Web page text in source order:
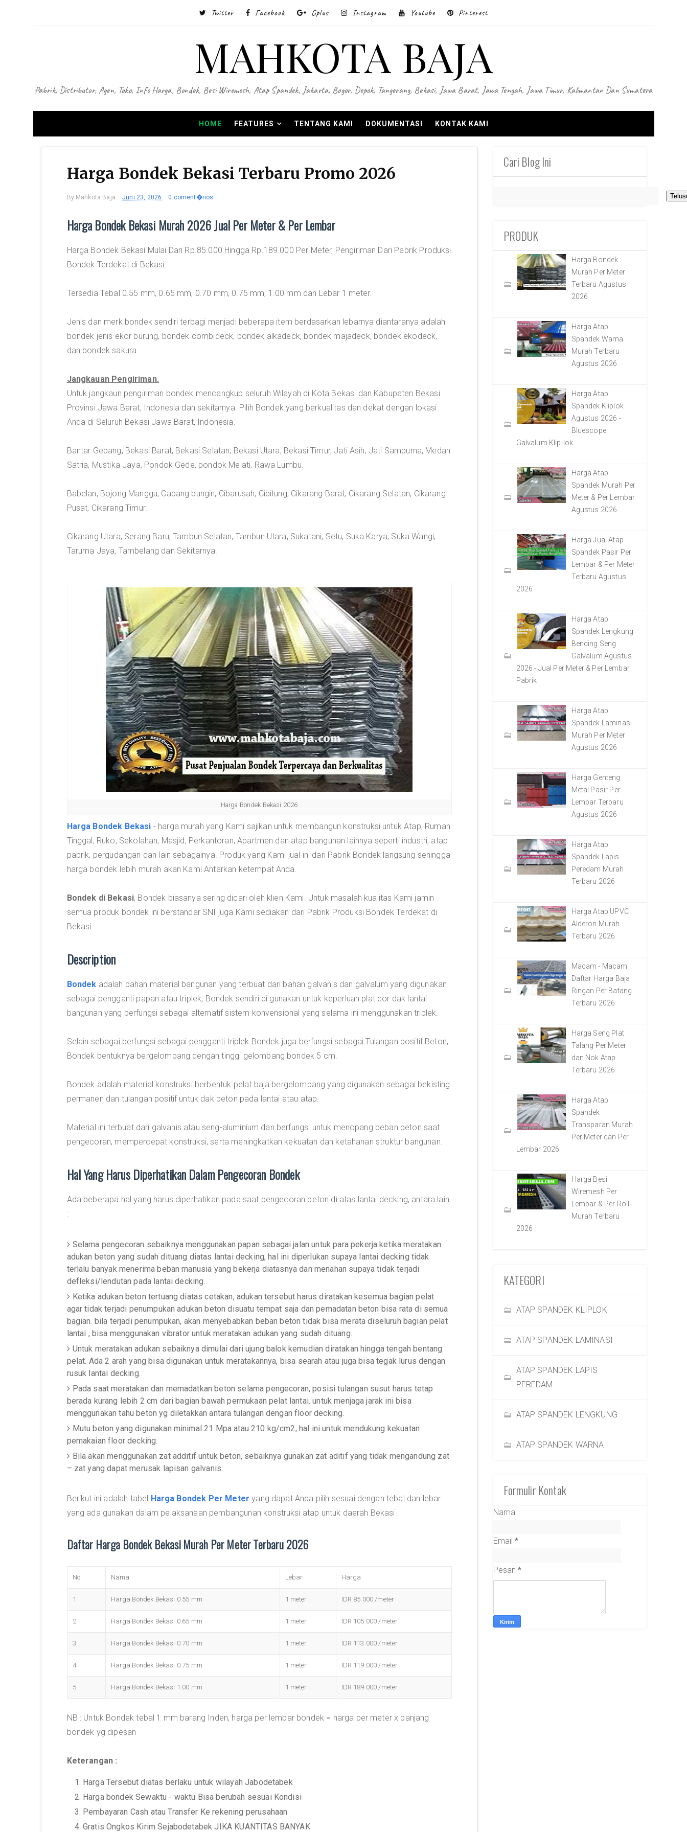
Twitter Facebook Gplus Instagram Youtube Pinterest
MAHKOTA BAJA
Pabrik, Distributor, Agen, Toko, Info Harga, Bondek, Besi Wiremesh, Atap Spandek, Jakarta, Bogor, Depok, Tangerang, Bekasi, Jawa Barat, Jawa Tengah, Jawa Timur, Kalimantan Dan Sumatera
HOME FEATURES TENTANG KAMI DOKUMENTASI KONTAK KAMI
Harga Bondek Bekasi Terbaru Promo 2026
By Mahkota Baja Juni 23, 2026 0 coment�rios
Harga Bondek Bekasi Murah 2026 Jual Per Meter & Per Lembar
Harga Bondek Bekasi Mulai Dari Rp.85.000 Hingga Rp.189.000 Per Meter, Pengiriman Dari Pabrik Produksi
Bondek Terdekat di Bekasi.
Tersedia Tebal 0.55 mm, 0.65 mm, 0.70 mm, 0.75 mm, 1.00 mm dan Lebar 1 meter.
Jenis dan merk bondek sendiri terbagi menjadi beberapa item berdasarkan lebarnya diantaranya adalah
bondek jenis ekor burung, bondek combideck, bondek alkadeck, bondek majadeck, bondek ekodeck,
dan bondek sakura.
Jangkauan Pengiriman.
Untuk jangkaun pengiriman bondek mencangkup seluruh Wilayah di Kota Bekasi dan Kabupaten Bekasi
Provinsi Jawa Barat, Indonesia dan sekitarnya. Pilih Bondek yang berkualitas dan dekat dengan lokasi
Anda di Seluruh Bekasi Jawa Barat, Indonesia.
Bantar Gebang, Bekasi Barat, Bekasi Selatan, Bekasi Utara, Bekasi Timur, Jati Asih, Jati Sampurna, Medan
Satria, Mustika Jaya, Pondok Gede, pondok Melati, Rawa Lumbu.
Babelan, Bojong Manggu, Cabang bungin, Cibarusah, Cibitung, Cikarang Barat, Cikarang Selatan, Cikarang
Pusat, Cikarang Timur.
Cikarang Utara, Serang Baru, Tambun Selatan, Tambun Utara, Sukatani, Setu, Suka Karya, Suka Wangi,
Taruma Jaya, Tambelang dan Sekitarnya.
Harga Bondek Bekasi 2026
Harga Bondek Bekasi - harga murah yang Kami sajikan untuk membangun konstruksi untuk Atap, Rumah
Tinggal, Ruko, Sekolahan, Masjid, Perkantoran, Apartmen dan atap bangunan lainnya seperti industri, atap
pabrik, pergudangan dan lain sebagainya. Produk yang Kami jual ini dari Pabrik Bondek langsung sehingga
harga bondek lebih murah akan Kami Antarkan ketempat Anda.
Bondek di Bekasi, Bondek biasanya sering dicari oleh klien Kami. Untuk masalah kualitas Kami jamin
semua produk bondek ini berstandar SNI juga Kami sediakan dari Pabrik Produksi Bondek Terdekat di
Bekasi.
Description
Bondek adalah bahan material bangunan yang terbuat dari bahan galvanis dan galvalum yang digunakan
sebagai pengganti papan atau triplek, Bondek sendiri di gunakan untuk keperluan plat cor dak lantai
bangunan yang berfungsi sebagai alternatif sistem konvensional yang selama ini menggunakan triplek.
Selain sebagai berfungsi sebagai pengganti triplek Bondek juga berfungsi sebagai Tulangan positif Beton,
Bondek bentuknya bergelombang dengan tinggi gelombang bondek 5 cm.
Bondek adalah material konstruksi berbentuk pelat baja bergelombang yang digunakan sebagai bekisting
permanen dan tulangan positif untuk dak beton pada lantai atau atap.
Material ini terbuat dari galvanis atau seng-aluminium dan berfungsi untuk menopang beban beton saat
pengecoran, mempercepat konstruksi, serta meningkatkan kekuatan dan ketahanan struktur bangunan.
Hal Yang Harus Diperhatikan Dalam Pengecoran Bondek
Ada beberapa hal yang harus diperhatikan pada saat pengecoran beton di atas lantai decking, antara lain
:
Selama pengecoran sebaiknya menggunakan papan sebagai jalan untuk para pekerja ketika meratakan
adukan beton yang sudah dituang diatas lantai decking, hal ini diperlukan supaya lantai decking tidak
terlalu banyak menerima beban manusia yang bekerja diatasnya dan menahan supaya tidak terjadi
defleksi/lendutan pada lantai decking.
Ketika adukan beton tertuang diatas cetakan, adukan tersebut harus diratakan kesemua bagian pelat
agar tidak terjadi penumpukan adukan beton disuatu tempat saja dan pemadatan beton bisa rata di semua
bagian. bila terjadi penumpukan, akan menyebabkan beban beton tidak bisa merata diseluruh bagian pelat
lantai , bisa menggunakan vibrator untuk meratakan adukan yang sudah dituang.
Untuk meratakan adukan sebaiknya dimulai dari ujung balok kemudian diratakan hingga tengah bentang
pelat. Ada 2 arah yang bisa digunakan untuk meratakannya, bisa searah atau juga bisa tegak lurus dengan
rusuk lantai decking.
Pada saat meratakan dan memadatkan beton selama pengecoran, posisi tulangan susut harus tetap
berada kurang lebih 2 cm dari bagian bawah permukaan pelat lantai. untuk menjaga jarak ini bisa
menggunakan tahu beton yg diletakkan antara tulangan dengan floor decking.
Mutu beton yang digunakan minimal 21 Mpa atau 210 kg/cm2, hal ini untuk mendukung kekuatan
pemakaian floor decking.
Bila akan menggunakan zat additif untuk beton, sebaiknya gunakan zat aditif yang tidak mengandung zat
– zat yang dapat merusak lapisan galvanis.
Berikut ini adalah tabel Harga Bondek Per Meter yang dapat Anda pilih sesuai dengan tebal dan lebar
yang ada gunakan dalam pelaksanaan pembangunan konstruksi atap untuk daerah Bekasi.
Daftar Harga Bondek Bekasi Murah Per Meter Terbaru 2026
No Nama Lebar Harga
1 Harga Bondek Bekasi 0.55 mm 1 meter IDR 85.000 /meter
2 Harga Bondek Bekasi 0.65 mm 1 meter IDR 105.000 /meter
3 Harga Bondek Bekasi 0.70 mm 1 meter IDR 113.000 /meter
4 Harga Bondek Bekasi 0.75 mm 1 meter IDR 119.000 /meter
5 Harga Bondek Bekasi 1.00 mm 1 meter IDR 189.000 /meter
NB : Untuk Bondek tebal 1 mm barang Inden, harga per lembar bondek = harga per meter x panjang
bondek yg dipesan
Keterangan :
1. Harga Tersebut diatas berlaku untuk wilayah Jabodetabek
2. Harga bondek Sewaktu - waktu Bisa berubah sesuai Kondisi
3. Pembayaran Cash atau Transfer Ke rekening perusahaan
4. Gratis Ongkos Kirim Sejabodetabek JIKA KUANTITAS BANYAK
Cari Blog Ini
PRODUK
Harga Bondek
Murah Per Meter
Terbaru Agustus
2026
Harga Atap
Spandek Warna
Murah Terbaru
Agustus 2026
Harga Atap
Spandek Kliplok
Agustus 2026 -
Bluescope
Galvalum Klip-lok
Harga Atap
Spandek Murah Per
Meter & Per Lembar
Agustus 2026
Harga Jual Atap
Spandek Pasir Per
Lembar & Per Meter
Terbaru Agustus
2026
Harga Atap
Spandek Lengkung
Bending Seng
Galvalum Agustus
2026 - Jual Per Meter & Per Lembar
Pabrik
Harga Atap
Spandek Laminasi
Murah Per Meter
Agustus 2026
Harga Genteng
Metal Pasir Per
Lembar Terbaru
Agustus 2026
Harga Atap
Spandek Lapis
Peredam Murah
Terbaru 2026
Harga Atap UPVC
Alderon Murah
Terbaru 2026
Macam - Macam
Daftar Harga Baja
Ringan Per Batang
Terbaru 2026
Harga Seng Plat
Talang Per Meter
dan Nok Atap
Terbaru 2026
Harga Atap
Spandek
Transparan Murah
Per Meter dan Per
Lembar 2026
Harga Besi
Wiremesh Per
Lembar & Per Roll
Murah Terbaru
2026
KATEGORI
ATAP SPANDEK KLIPLOK
ATAP SPANDEK LAMINASI
ATAP SPANDEK LAPIS
PEREDAM
ATAP SPANDEK LENGKUNG
ATAP SPANDEK WARNA
Formulir Kontak
Nama
Email*
Pesan*